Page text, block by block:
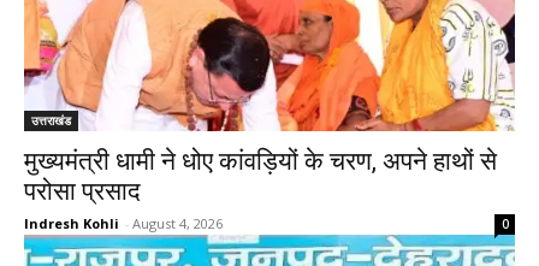
उत्तराखंड
मुख्यमंत्री धामी ने धोए कांवड़ियों के चरण, अपने हाथों से
परोसा प्रसाद
Indresh Kohli - August 4, 2026 0